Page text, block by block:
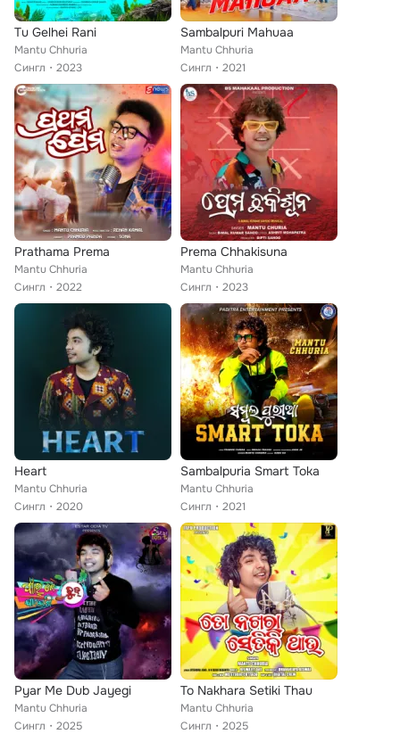
Tu Gelhei Rani
Mantu Chhuria
Сингл
2023
Sambalpuri Mahuaa
Mantu Chhuria
Сингл
2021
Prathama Prema
Mantu Chhuria
Сингл
2022
Prema Chhakisuna
Mantu Chhuria
Сингл
2023
Heart
Mantu Chhuria
Сингл
2020
Sambalpuria Smart Toka
Mantu Chhuria
Сингл
2021
Pyar Me Dub Jayegi
Mantu Chhuria
Сингл
2025
To Nakhara Setiki Thau
Mantu Chhuria
Сингл
2025